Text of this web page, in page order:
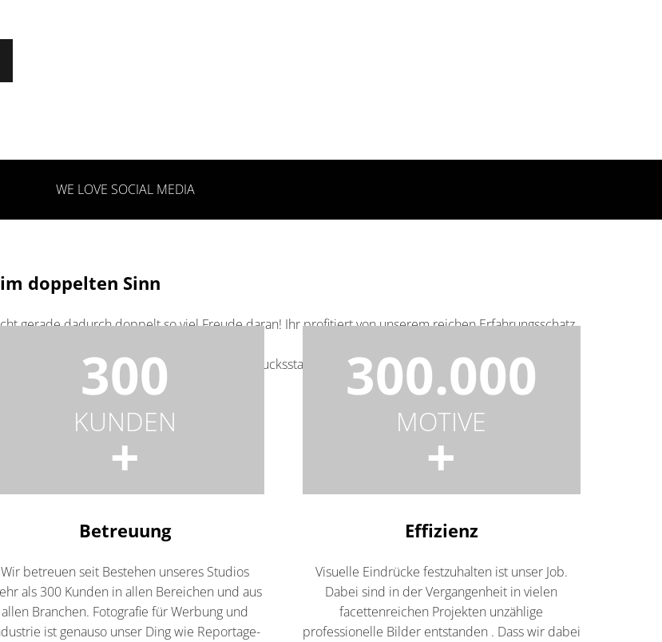
WE LOVE SOCIAL MEDIA
doppelten Sinn
gerade dadurch doppelt so viel Freude daran! Ihr profitiert von unserem reichen Erfahrungsschatz
motivieren euch vor der Kamera zu ausdrucksstarken Bildern!
300
KUNDEN
+
Betreuung
Wir betreuen seit Bestehen unseres Studios
als 300 Kunden in allen Bereichen und aus
allen Branchen. Fotografie für Werbung und
ist genauso unser Ding wie Reportage-
300.000
MOTIVE
+
Effizienz
Visuelle Eindrücke festzuhalten ist unser Job.
Dabei sind in der Vergangenheit in vielen
facettenreichen Projekten unzählige
professionelle Bilder entstanden . Dass wir dabei